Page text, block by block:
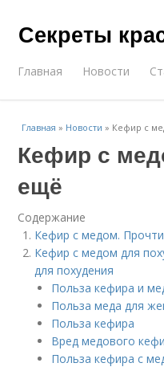
Секреты
Главная Новости
Главная » Новости » Кефир с
Кефир с
ещё
Содержание
Кефир с медом.
Кефир с медом для
для похудения
Польза кефира и
Польза меда для
Польза кефира
Вред медового
Польза кефира с